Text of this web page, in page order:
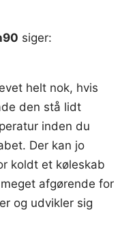
siger:
helt nok, hvis
den stå lidt
inden du
Der kan jo
koldt et køleskab
afgørende for
og udvikler sig